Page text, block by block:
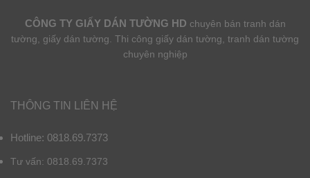
CÔNG TY GIẤY DÁN TƯỜNG HD chuyên bán tranh dán
tường, giấy dán tường. Thi công giấy dán tường, tranh dán tường
chuyên nghiệp
THÔNG TIN LIÊN HỆ
Hotline: 0818.69.7373
Tư vấn: 0818.69.7373